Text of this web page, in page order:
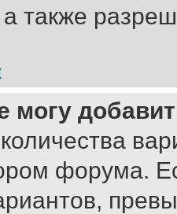
также
могу
форума.